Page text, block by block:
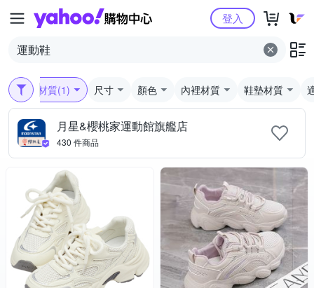
Yahoo購物中心登入
鞋面材質(1) 尺寸 顏色 內裡材質 鞋墊材質
月星&櫻桃家運動館旗艦店
430 件商品